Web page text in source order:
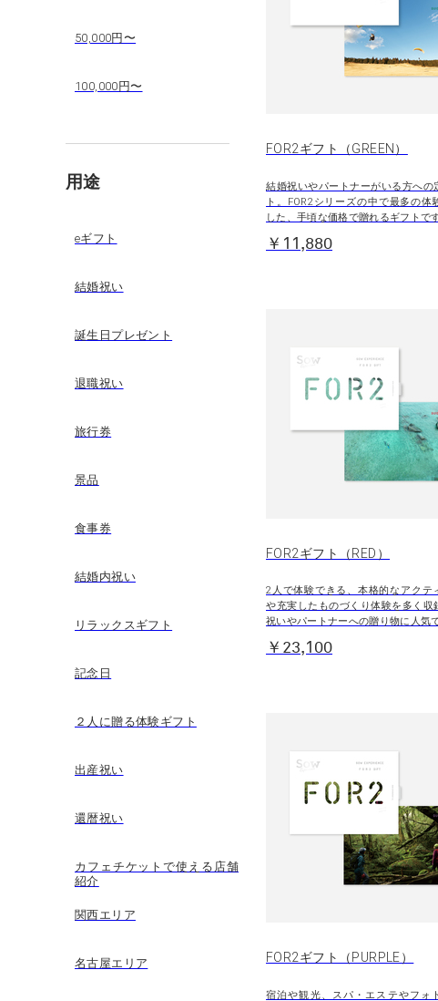
50,000円〜
100,000円〜
用途
eギフト
結婚祝い
誕生日プレゼント
退職祝い
旅行券
景品
食事券
結婚内祝い
リラックスギフト
記念日
２人に贈る体験ギフト
出産祝い
還暦祝い
カフェチケットで使える店舗
紹介
関西エリア
名古屋エリア
FOR2ギフト（GREEN）
結婚祝いやパートナーがいる方への
ト。FOR2シリーズの中で最多の体
した、手頃な価格で贈れるギフトです
￥11,880
FOR2ギフト（RED）
2人で体験できる、本格的なアクテ
や充実したものづくり体験を多く収
祝いやパートナーへの贈り物に人気で
￥23,100
FOR2ギフト（PURPLE）
宿泊や観光、スパ・エステやフォ